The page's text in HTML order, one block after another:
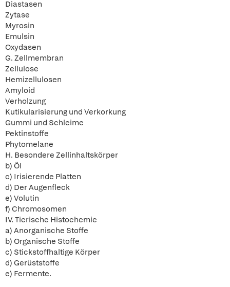
Diastasen
Zytase
Myrosin
Emulsin
Oxydasen
G. Zellmembran
Zellulose
Hemizellulosen
Amyloid
Verholzung
Kutikularisierung und Verkorkung
Gummi und Schleime
Pektinstoffe
Phytomelane
H. Besondere Zellinhaltskörper
b) Öl
c) Irisierende Platten
d) Der Augenfleck
e) Volutin
f) Chromosomen
IV. Tierische Histochemie
a) Anorganische Stoffe
b) Organische Stoffe
c) Stickstoffhaltige Körper
d) Gerüststoffe
e) Fermente.